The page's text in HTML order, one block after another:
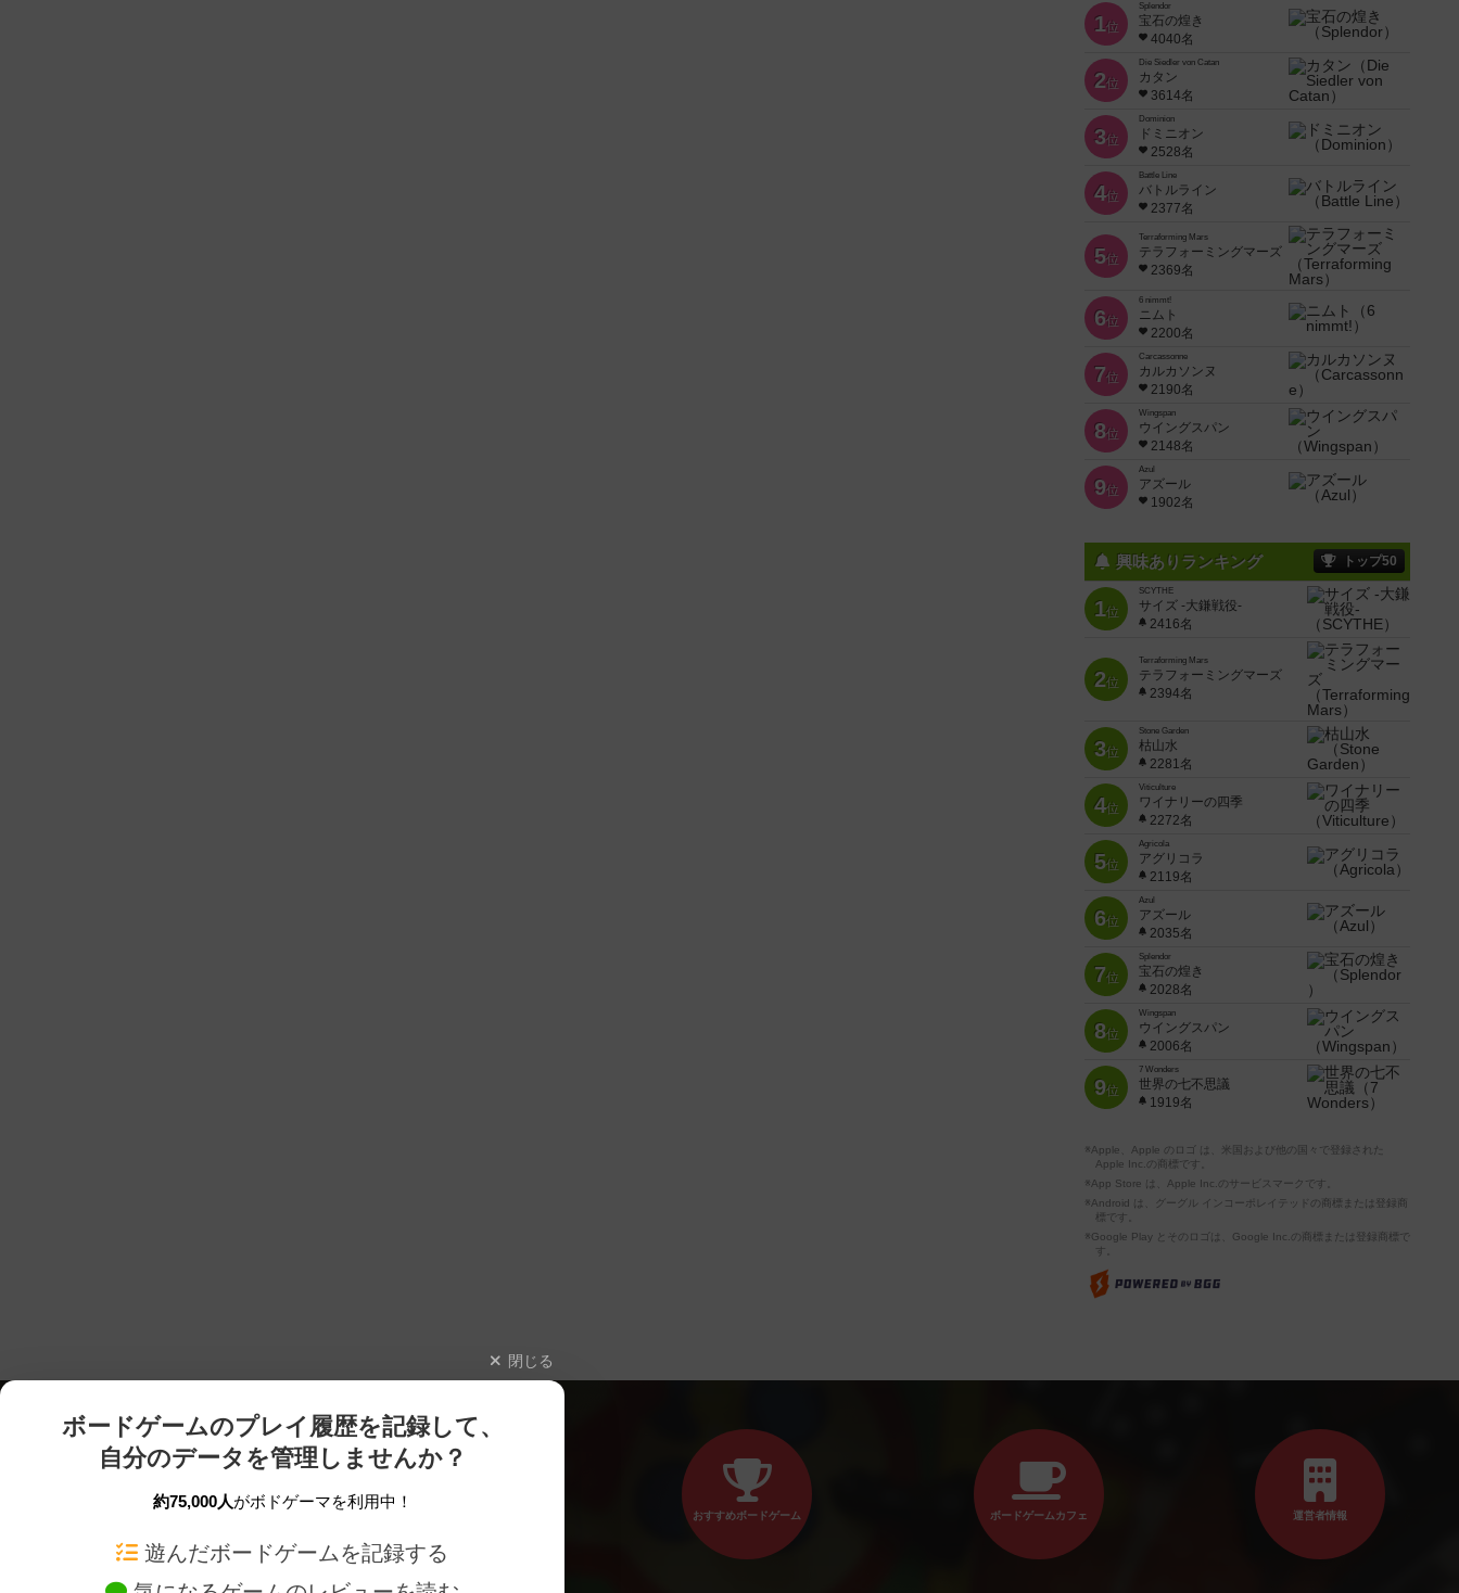
1位
Splendor
宝石の煌き
4040名
2位
Die Siedler von Catan
カタン
3614名
3位
Dominion
ドミニオン
2528名
4位
Battle Line
バトルライン
2377名
5位
Terraforming Mars
テラフォーミングマーズ
2369名
6位
6 nimmt!
ニムト
2200名
7位
Carcassonne
カルカソンヌ
2190名
8位
Wingspan
ウイングスパン
2148名
9位
Azul
アズール
1902名
興味ありランキング トップ50
1位
SCYTHE
サイズ -大鎌戦役-
2416名
2位
Terraforming Mars
テラフォーミングマーズ
2394名
3位
Stone Garden
枯山水
2281名
4位
Viticulture
ワイナリーの四季
2272名
5位
Agricola
アグリコラ
2119名
6位
Azul
アズール
2035名
7位
Splendor
宝石の煌き
2028名
8位
Wingspan
ウイングスパン
2006名
9位
7 Wonders
世界の七不思議
1919名
※Apple、Apple のロゴ は、米国および他の国々で登録された
Apple Inc.の商標です。
※App Store は、Apple Inc.のサービスマークです。
※Android は、グーグル インコーポレイテッドの商標または登録商
標です。
※Google Play とそのロゴは、Google Inc.の商標または登録商標で
す。
閉じる
ボードゲームのプレイ履歴を記録して、
自分のデータを管理しませんか？
約75,000人がボドゲーマを利用中！
遊んだボードゲームを記録する
おすすめボードゲーム ボードゲームカフェ 運営者情報